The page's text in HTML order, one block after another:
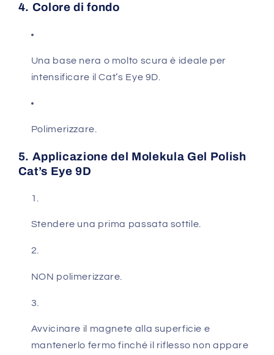
4. Colore di fondo
Una base nera o molto scura è ideale per
intensificare il Cat’s Eye 9D.
Polimerizzare.
5. Applicazione del Molekula Gel Polish
Cat’s Eye 9D
Stendere una prima passata sottile.
NON polimerizzare.
Avvicinare il magnete alla superficie e
mantenerlo fermo finché il riflesso non appare